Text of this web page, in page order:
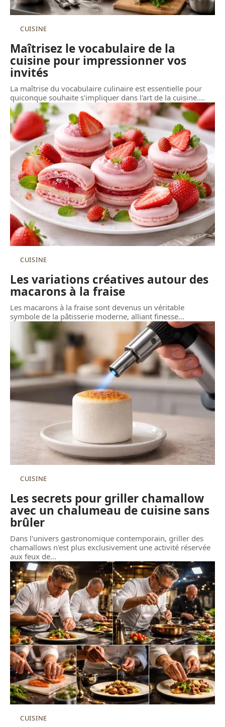
CUISINE
Maîtrisez le vocabulaire de la
cuisine pour impressionner vos
invités
La maîtrise du vocabulaire culinaire est essentielle pour
quiconque souhaite s'impliquer dans l'art de la cuisine.…
CUISINE
Les variations créatives autour des
macarons à la fraise
Les macarons à la fraise sont devenus un véritable
symbole de la pâtisserie moderne, alliant finesse…
CUISINE
Les secrets pour griller chamallow
avec un chalumeau de cuisine sans
brûler
Dans l'univers gastronomique contemporain, griller des
chamallows n'est plus exclusivement une activité réservée
aux feux de…
CUISINE